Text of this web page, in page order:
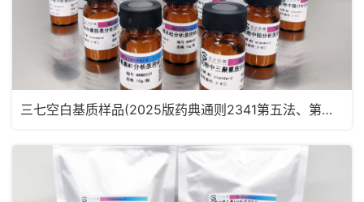
三七空白基质样品(2025版药典通则2341第五法、第六法)MRM2182